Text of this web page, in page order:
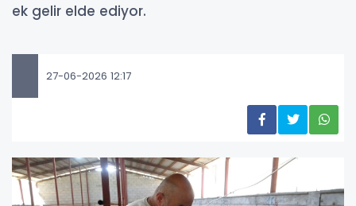
ek gelir elde ediyor.
27-06-2026 12:17